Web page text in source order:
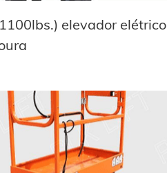
elevador elétrico